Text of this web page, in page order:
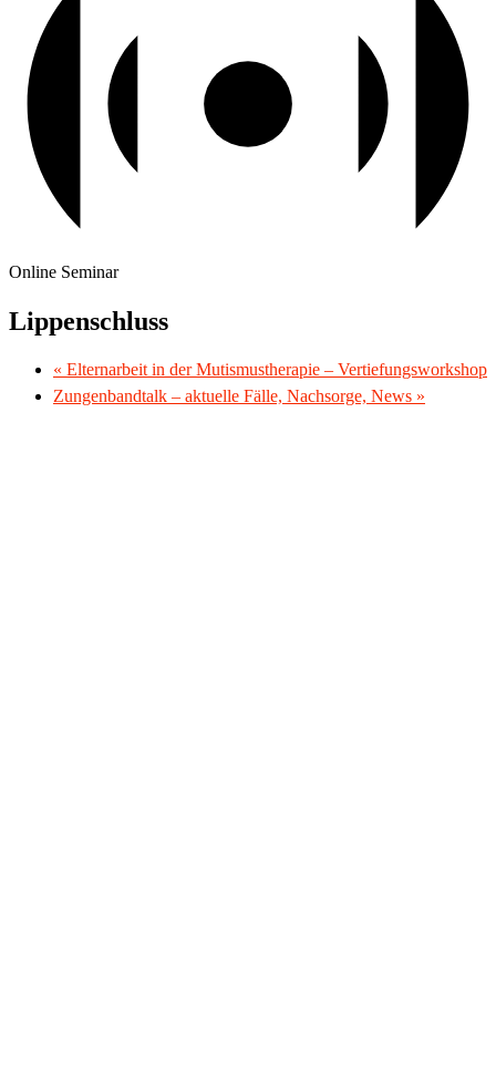
Online Seminar
Lippenschluss
« Elternarbeit in der Mutismustherapie – Vertiefungsworkshop
Zungenbandtalk – aktuelle Fälle, Nachsorge, News »